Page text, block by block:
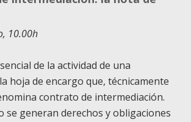
10.00h
de la actividad de una
hoja de encargo que, técnicamente
contrato de intermediación.
se generan derechos y obligaciones